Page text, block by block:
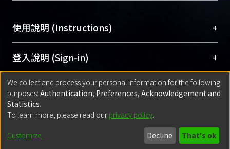
用逐年攀升。同時可加速研究發展、提升研究影響
Archive）平台。 （點選深入了解OA）
含部分內容的版權非匯入者所有，或由第三方贊
助與合作完成，請確認該版權所有者及第三方同
意提供此授權。
Please represent that the submission is your
original work, and that you have the right to
grant the rights to upload.
若欲上傳已出版的全文電子檔，可使用
policy finder
網站查詢，以確認出版單位之版權
政策。
使用說明 (Instructions) +
網站簡介(Quickstart Guide)
使用手冊(Instruction Manual)
線上預約服務(Booking Service)
登入說明 (Sign-in) +
方案一：臺灣大學計算機中心帳號登入
(With C&INC Email Account)
方案二：ORCID帳號登入(With ORCID)
匯入著作 (Submission) +
方案一：定期更新ORCID者，以ID匯入
for identifier (ORCID))
方案二：
(Default mode Submission)
Built withDSpace-CRIS software
- Extension maintained and optimized
We collect and process your personal information for the following
purposes: Authentication, Preferences, Acknowledgement and
Statistics.
To learn more, please read our privacy policy.
Customize Decline That's ok